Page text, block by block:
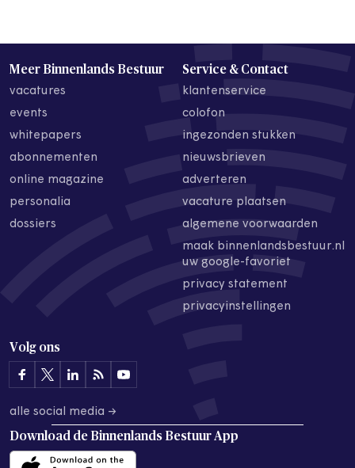
Meer Binnenlands Bestuur
vacatures
events
whitepapers
abonnementen
online magazine
personalia
dossiers
Service & Contact
klantenservice
colofon
ingezonden stukken
nieuwsbrieven
adverteren
vacature plaatsen
algemene voorwaarden
maak binnenlandsbestuur.nl
uw google-favoriet
privacy statement
privacyinstellingen
Volg ons
alle social media →
Download de Binnenlands Bestuur App